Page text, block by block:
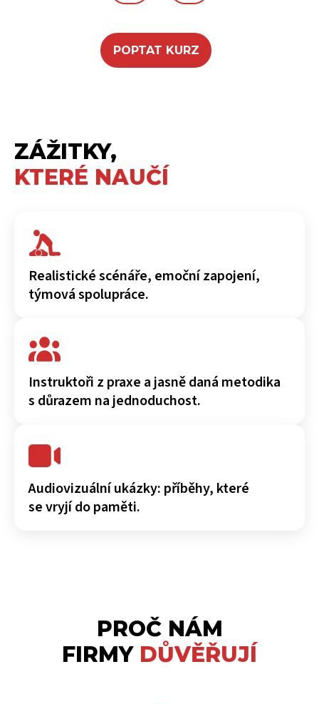
POPTAT KURZ
ZÁŽITKY,
KTERÉ NAUČÍ
Realistické scénáře, emoční zapojení,
týmová spolupráce.
Instruktoři z praxe a jasně daná metodika
s důrazem na jednoduchost.
Audiovizuální ukázky: příběhy, které
se vryjí do paměti.
PROČ NÁM
FIRMYDŮVĚŘUJÍ